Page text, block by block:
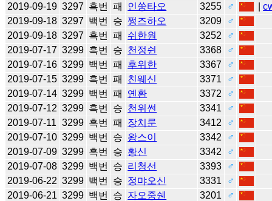
2019-09-19 3297 흑번 패 인쑹타오 3255 ♂ |
2019-09-18 3297 백번 승 쩡즈하오 3209
♂
2019-09-18 3297 흑번 패 쉬한원 3252
♂
2019-07-17 3299 흑번 승 천정쉰 3368
♂
2019-07-16 3299 백번 패 후위한 3367
♂
2019-07-15 3299 흑번 패 친웨신 3371
♂
2019-07-14 3299 백번 패 옌환 3372
♂
2019-07-12 3299 흑번 승 천위썬 3341
♂
2019-07-11 3299 흑번 패 장치룬 3412
♂
2019-07-10 3299 백번 승 왕스이 3342
♂
2019-07-09 3299 흑번 승 황신 3342
♂
2019-07-08 3299 백번 승 리청선 3393
♂
2019-06-22 3299 백번 승 정먀오신 3331
♂
2019-06-21 3299 백번 승 자오중쉔 3201
♂